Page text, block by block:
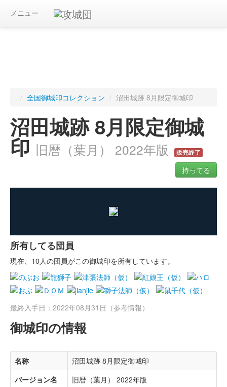
メニュー
/ 全国御城印コレクション / 沼田城跡 8月限定御城印
沼田城跡 8月限定御城
印 旧暦（葉月） 2022年版 販売終了
持ってる
所有してる団員
現在、10人の団員がこの御城印を所有しています。
最終入手日：2022年08月31日（参考情報）
御城印の情報
名称
沼田城跡 8月限定御城印
バージョン名
旧暦（葉月） 2022年版